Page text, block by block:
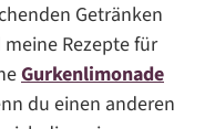
Getränken
Rezepte für
Gurkenlimonade
du einen anderen